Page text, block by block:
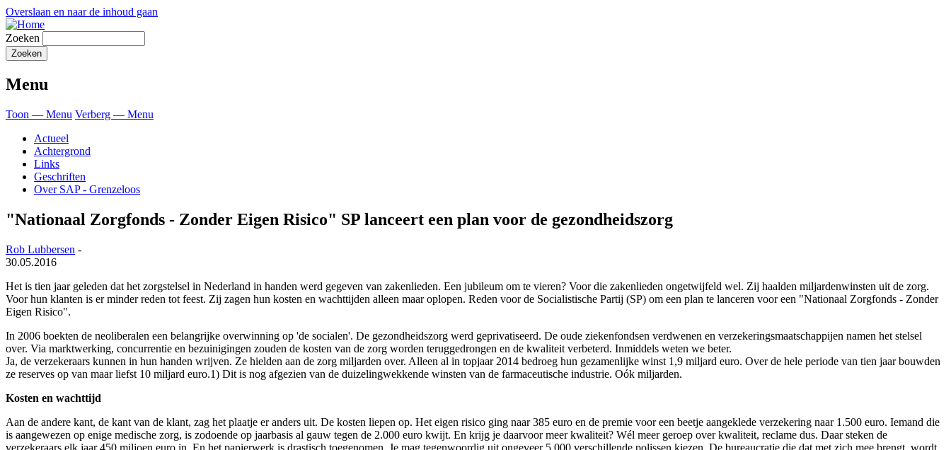
Overslaan en naar de inhoud gaan
Zoeken
Menu
Toon — Menu Verberg — Menu
Actueel
Achtergrond
Links
Geschriften
Over SAP - Grenzeloos
"Nationaal Zorgfonds - Zonder Eigen Risico" SP lanceert een plan voor de gezondheidszorg
Rob Lubbersen -
30.05.2016
Het is tien jaar geleden dat het zorgstelsel in Nederland in handen werd gegeven van zakenlieden. Een jubileum om te vieren? Voor die zakenlieden ongetwijfeld wel. Zij haalden miljardenwinsten uit de zorg.
Voor hun klanten is er minder reden tot feest. Zij zagen hun kosten en wachttijden alleen maar oplopen. Reden voor de Socialistische Partij (SP) om een plan te lanceren voor een "Nationaal Zorgfonds - Zonder
Eigen Risico".
In 2006 boekten de neoliberalen een belangrijke overwinning op 'de socialen'. De gezondheidszorg werd geprivatiseerd. De oude ziekenfondsen verdwenen en verzekeringsmaatschappijen namen het stelsel
over. Via marktwerking, concurrentie en bezuinigingen zouden de kosten van de zorg worden teruggedrongen en de kwaliteit verbeterd. Inmiddels weten we beter.
Ja, de verzekeraars kunnen in hun handen wrijven. Ze hielden aan de zorg miljarden over. Alleen al in topjaar 2014 bedroeg hun gezamenlijke winst 1,9 miljard euro. Over de hele periode van tien jaar bouwden
ze reserves op van maar liefst 10 miljard euro.1) Dit is nog afgezien van de duizelingwekkende winsten van de farmaceutische industrie. Oók miljarden.
Kosten en wachttijd
Aan de andere kant, de kant van de klant, zag het plaatje er anders uit. De kosten liepen op. Het eigen risico ging naar 385 euro en de premie voor een beetje aangeklede verzekering naar 1.500 euro. Iemand die
is aangewezen op enige medische zorg, is zodoende op jaarbasis al gauw tegen de 2.000 euro kwijt. En krijg je daarvoor meer kwaliteit? Wél meer geroep over kwaliteit, reclame dus. Daar steken de
verzekeraars elk jaar 450 miljoen euro in. En het papierwerk is drastisch toegenomen. Je mag tegenwoordig uit ongeveer 5.000 verschillende polissen kiezen. De bureaucratie die dat met zich mee brengt, wordt